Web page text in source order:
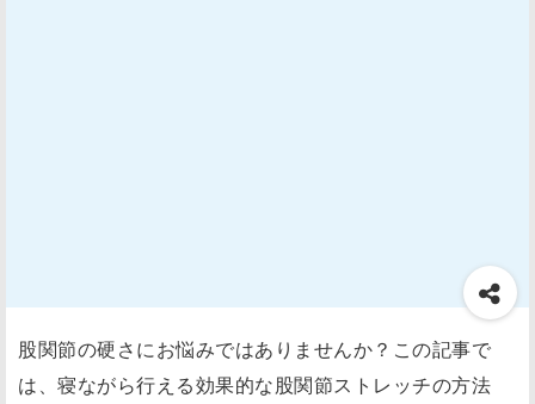
股関節の硬さにお悩みではありませんか？この記事で
は、寝ながら行える効果的な股関節ストレッチの方法